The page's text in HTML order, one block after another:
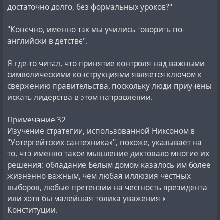
достаточно долго, без формальных уроков?"
"Конечно, именно так мы учились говорить по-
английски в детстве".
Я где-то читал, что принятие контроля над важными
символическими конструкциями является ключом к
свержению правительства, поскольку люди приучены
искать лидерства в этом направлении.
Примечание 32
Изучение стратегии, использованной Никсоном в
"Уотергейтских сантехниках", похоже, указывает на
то, что именно такое мышление диктовало многие их
решения: обладание Белым домом казалось им более
жизненно важным, чем любая иллюзия честных
выборов, любые претензии на честность президента
или хотя бы малейшая толика уважения к
Конституции.